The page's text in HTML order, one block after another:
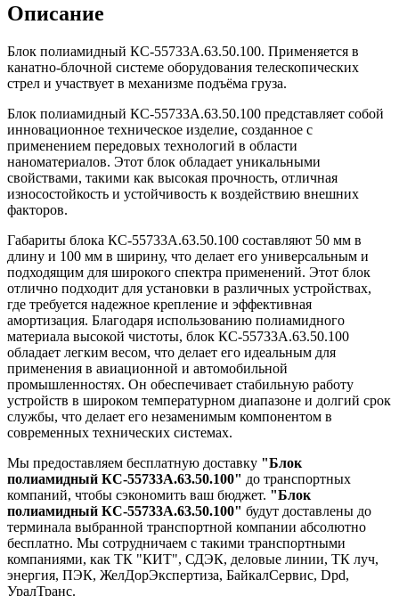
Описание
Блок полиамидный КС-55733А.63.50.100. Применяется в
канатно-блочной системе оборудования телескопических
стрел и участвует в механизме подъёма груза.
Блок полиамидный КС-55733А.63.50.100 представляет собой
инновационное техническое изделие, созданное с
применением передовых технологий в области
наноматериалов. Этот блок обладает уникальными
свойствами, такими как высокая прочность, отличная
износостойкость и устойчивость к воздействию внешних
факторов.
Габариты блока КС-55733А.63.50.100 составляют 50 мм в
длину и 100 мм в ширину, что делает его универсальным и
подходящим для широкого спектра применений. Этот блок
отлично подходит для установки в различных устройствах,
где требуется надежное крепление и эффективная
амортизация. Благодаря использованию полиамидного
материала высокой чистоты, блок КС-55733А.63.50.100
обладает легким весом, что делает его идеальным для
применения в авиационной и автомобильной
промышленностях. Он обеспечивает стабильную работу
устройств в широком температурном диапазоне и долгий срок
службы, что делает его незаменимым компонентом в
современных технических системах.
Мы предоставляем бесплатную доставку "Блок
полиамидный КС-55733А.63.50.100" до транспортных
компаний, чтобы сэкономить ваш бюджет. "Блок
полиамидный КС-55733А.63.50.100" будут доставлены до
терминала выбранной транспортной компании абсолютно
бесплатно. Мы сотрудничаем с такими транспортными
компаниями, как ТК "КИТ", СДЭК, деловые линии, ТК луч,
энергия, ПЭК, ЖелДорЭкспертиза, БайкалСервис, Dpd,
УралТранс.